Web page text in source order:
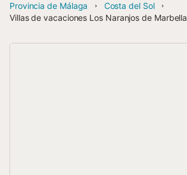
Provincia de Málaga
Costa del Sol
Villas de vacaciones Los Naranjos de Marbella